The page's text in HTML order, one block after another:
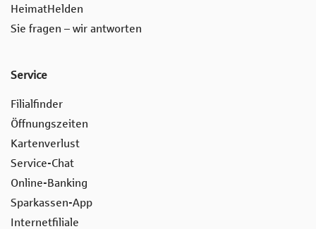
HeimatHelden
Sie fragen – wir antworten
Service
Filialfinder
Öffnungszeiten
Kartenverlust
Service-Chat
Online-Banking
Sparkassen-App
Internetfiliale